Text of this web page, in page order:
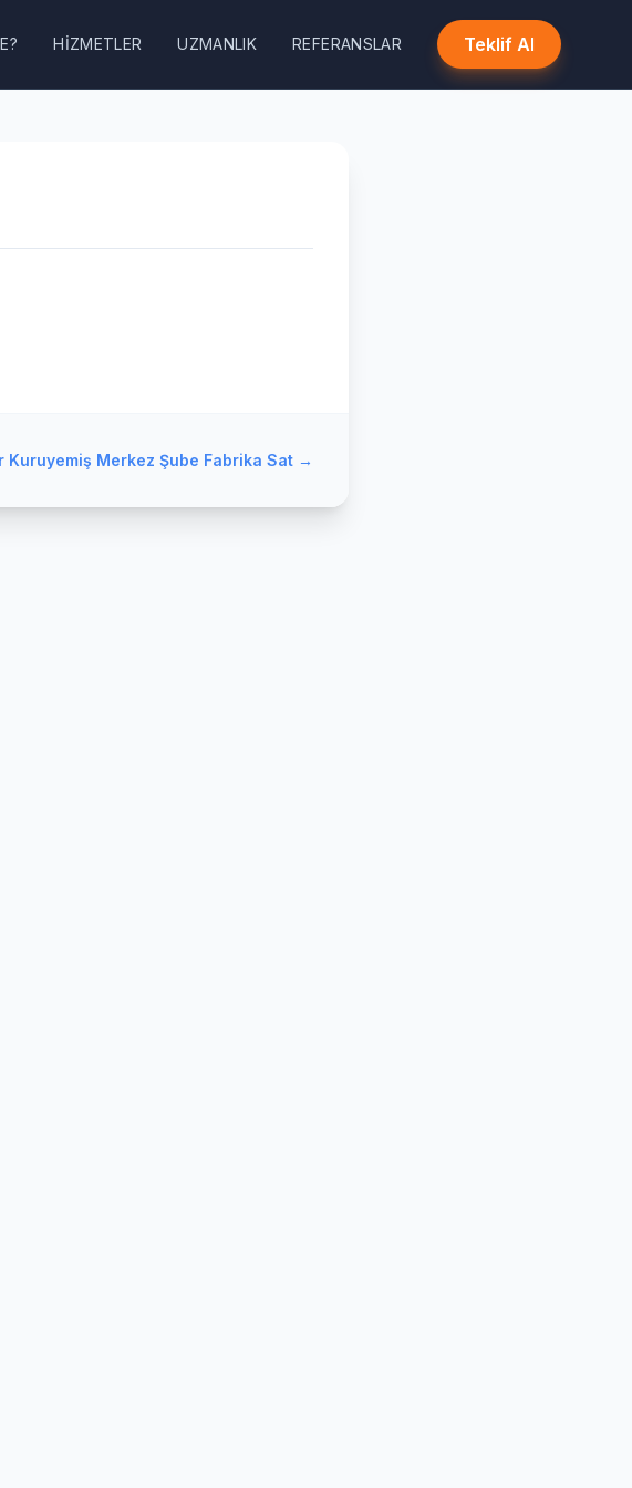
HIZMETLER UZMANLIK REFERANSLAR Teklif Al
Kuruyemiş Merkez Şube Fabrika Sat →